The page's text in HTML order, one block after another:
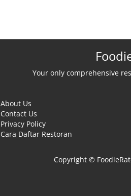
Your only comprehensive
About Us
Contact Us
Privacy Policy
Cara Daftar Restoran
Copyright ©